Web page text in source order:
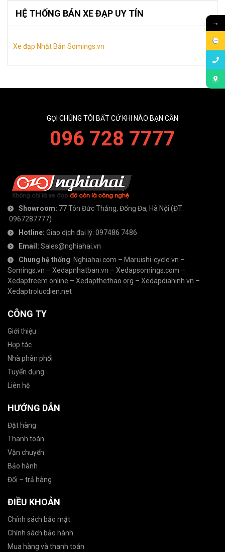
HỆ THỐNG BÁN XE ĐẠP UY TÍN
Xe đạp Nhật Bản Somings.vn
GỌI CHÚNG TÔI BẤT CỨ KHI NÀO BẠN CẦN
096 728 7777
Showroom: 77 Tôn Đức Thắng, Đống Đa, Hà Nội (ĐT:
0967287777)
Hotline: Giao dịch đại lý: 097486 7486
Email: Sales@nghiahai.vn
Chung hệ thống: Nghiahai.com – Maruishi-cycle.vn –
Somings.vn – Xedapnhatban.vn – Xedapsomings.com –
Xedaptreem.online – Xedapthethao.org – Xedapdiahinh.vn –
Xedaptrolucdien.net
CÔNG TY
Giới thiệu
Hợp tác
Nhà phân phối
Tuyển dụng
Liên hệ
HƯỚNG DẪN
Đặt hàng
Thanh toán
Vận chuyển
Bảo hành
Đổi – trả hàng
ĐIỀU KHOẢN
Chính sách bảo mật
Chính sách bảo hành
Mua hàng và thanh toán
→